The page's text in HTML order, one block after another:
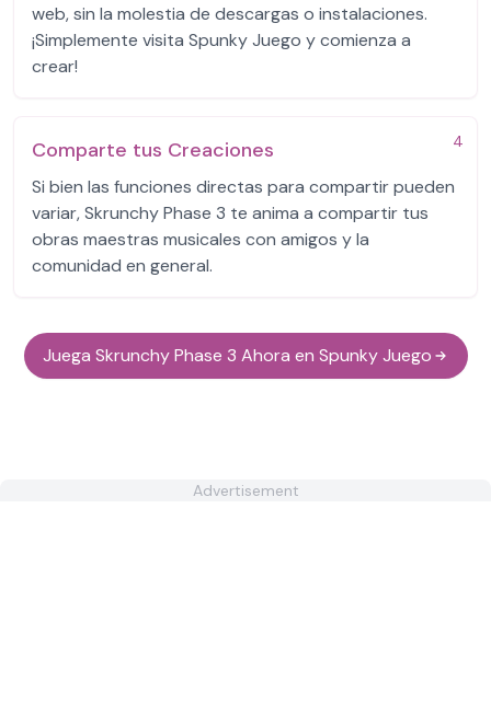
web, sin la molestia de descargas o instalaciones.
¡Simplemente visita Spunky Juego y comienza a
crear!
4
Comparte tus Creaciones
Si bien las funciones directas para compartir pueden
variar, Skrunchy Phase 3 te anima a compartir tus
obras maestras musicales con amigos y la
comunidad en general.
Juega Skrunchy Phase 3 Ahora en Spunky Juego
Advertisement